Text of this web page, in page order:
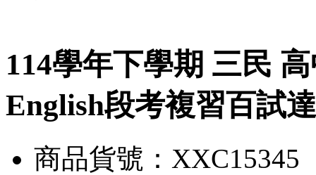
114學年下學期 三民
English段考複習百試
商品貨號：XXC15345